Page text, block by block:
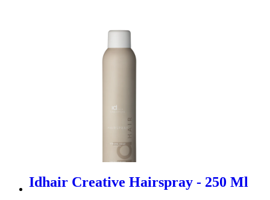
Idhair Creative Hairspray - 250 Ml